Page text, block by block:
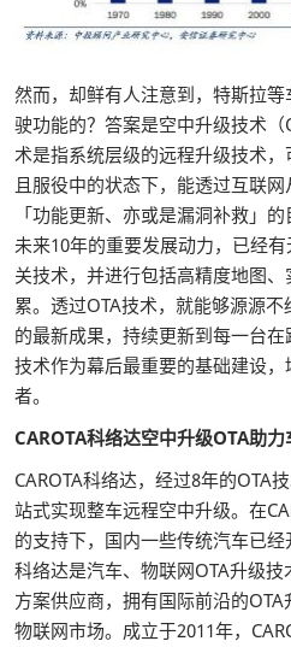
然而，却鲜有人注意到，特斯拉
驶功能的？答案是空中升级技术
术是指系统层级的远程升级技术
且服役中的状态下，能透过互联
「功能更新、亦或是漏洞补救」
未来10年的重要发展动力，已经
关技术，并进行包括高精度地图
累。透过OTA技术，就能够源源
的最新成果，持续更新到每一台
技术作为幕后最重要的基础建设
者。
CAROTA科络达空中升级OTA助
CAROTA科络达，经过8年的OTA
站式实现整车远程空中升级。在
的支持下，国内一些传统汽车已
科络达是汽车、物联网OTA升级
方案供应商，拥有国际前沿的
物联网市场。成立于2011年，